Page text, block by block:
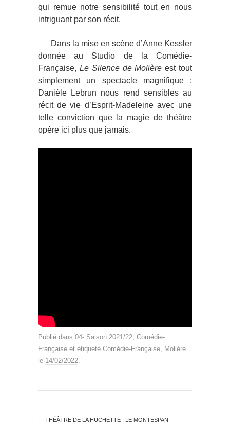
qui remue notre sensibilité tout en nous
intriguant par son récit.
Dans la mise en scène d’Anne Kessler
donnée au Studio de la Comédie-
Française, Le Silence de Molière est tout
simplement un spectacle magnifique :
Danièle Lebrun nous rend sensibles au
récit de vie d’Esprit-Madeleine avec une
telle conviction que la magie de théâtre
opère ici plus que jamais.
Publié dans 04- Saison 2021/22, Comédie-
Française et étiqueté Comédie-Française, Molière
le 14/02/2022.
← THÉÂTRE DE LA HUCHETTE : LE MONTESPAN